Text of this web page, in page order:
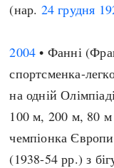
(нар. 24 грудня
2004 • Фанні
спортсменка-
на одній
100 м, 200 м, 80 м
чемпіонка
(1938-54 рр.) з